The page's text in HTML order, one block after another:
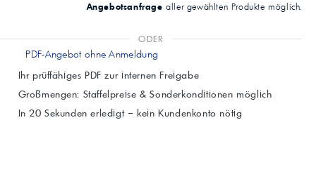
Angebotsanfrage aller gewählten Produkte möglich.
ODER
PDF-Angebot ohne Anmeldung
Ihr prüffähiges PDF zur internen Freigabe
Großmengen: Staffelpreise & Sonderkonditionen möglich
In 20 Sekunden erledigt – kein Kundenkonto nötig